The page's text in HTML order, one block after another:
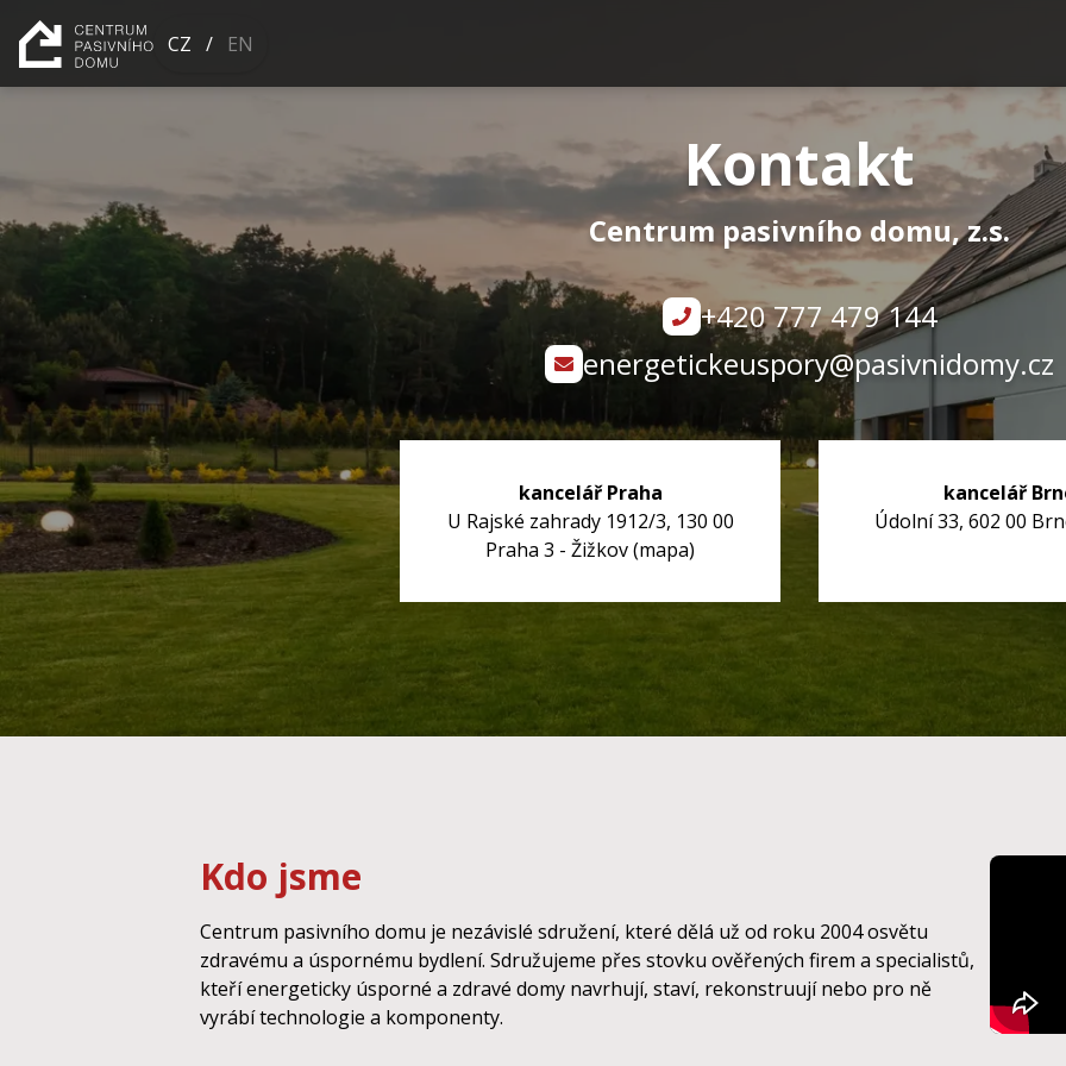
CZ / EN
Kontakt
Centrum pasivního domu, z.s.
+420 777 479 144
energetickeuspory@pasivnidomy.cz
kancelář Praha
U Rajské zahrady 1912/3, 130 00
Praha 3 - Žižkov (mapa)
kancelář
Údolní 33, 602 00
Kdo jsme
Centrum pasivního domu je nezávislé sdružení, které dělá už od roku 2004 osvětu
zdravému a úspornému bydlení. Sdružujeme přes stovku ověřených firem a specialistů,
kteří energeticky úsporné a zdravé domy navrhují, staví, rekonstruují nebo pro ně
vyrábí technologie a komponenty.